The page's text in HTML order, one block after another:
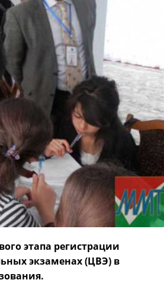
этапа регистрации
экзаменах (ЦВЭ) в